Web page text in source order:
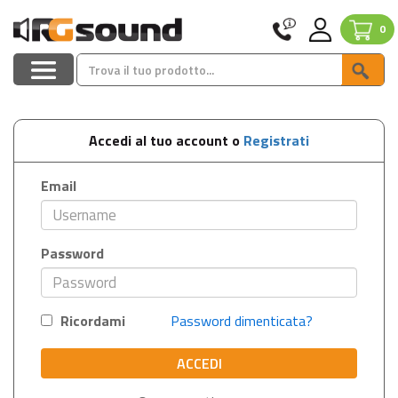
0
Accedi al tuo account o Registrati
Email
Password
Ricordami Password dimenticata?